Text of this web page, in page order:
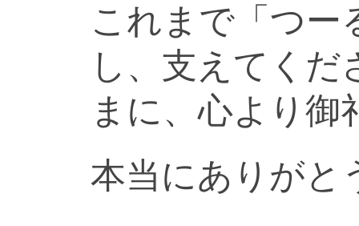
これまで「つー
し、支えてく
まに、心より御
本当にありがと